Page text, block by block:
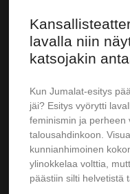
lavalla niin
katsojakin
Kun Jumalat-esitys
jäi? Esitys vyörytti
feminismin ja perheen
talousahdinkoon.
kunnianhimoinen
ylinokkelaa volttia,
päästiin silti helvetistä